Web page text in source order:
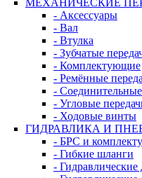
МЕХАНИЧЕСКИЕ
- Аксессуары
- Вал
- Втулка
- Зубчатые
- Комплектующие
- Ремённые
-
- Угловые
- Ходовые винты
ГИДРАВЛИКА И
- БРС и
- Гибкие шланги
- Гидравлические